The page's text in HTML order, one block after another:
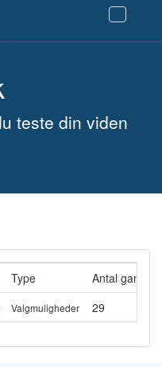
teste din viden
Type
Antal gange
Valgmuligheder 29